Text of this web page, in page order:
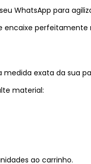
WhatsApp para
encaixe
exata da sua
material:
ao carrinho.